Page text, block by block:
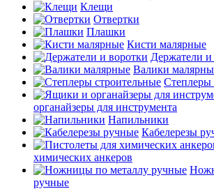
Клещи
Отвертки
Плашки
Кисти малярные
Держатели и
Валики
Степлеры
органайзеры для инструмента
Напильники
Кабелерезы
химических анкеров
ручные